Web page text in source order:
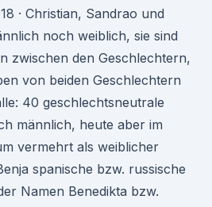
· Christian, Sandrao und
noch weiblich, sie sind
zwischen den Geschlechtern,
von beiden Geschlechtern
40 geschlechtsneutrale
männlich, heute aber im
vermehrt als weiblicher
spanische bzw. russische
Namen Benedikta bzw.